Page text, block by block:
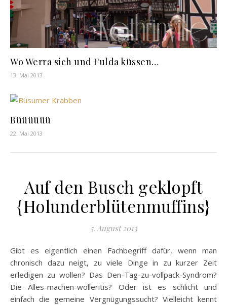
Wo Werra sich und Fulda küssen…
13. Mai 2013
Büüüüüü
22. Mai 2013
Auf den Busch geklopft
{Holunderblütenmuffins}
5. August 2013
Gibt es eigentlich einen Fachbegriff dafür, wenn man
chronisch dazu neigt, zu viele Dinge in zu kurzer Zeit
erledigen zu wollen? Das Den-Tag-zu-vollpack-Syndrom?
Die Alles-machen-wolleritis? Oder ist es schlicht und
einfach die gemeine Vergnügungssucht? Vielleicht kennt